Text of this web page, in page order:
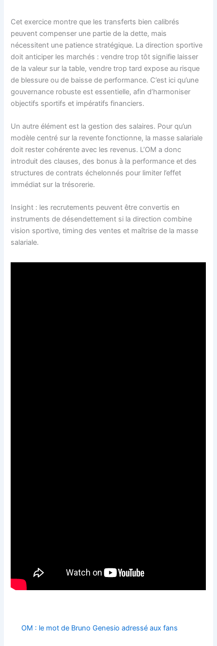
Cet exercice montre que les transferts bien calibrés
peuvent compenser une partie de la dette, mais
nécessitent une patience stratégique. La direction sportive
doit anticiper les marchés : vendre trop tôt signifie laisser
de la valeur sur la table, vendre trop tard expose au risque
de blessure ou de baisse de performance. C’est ici qu’une
gouvernance robuste est essentielle, afin d’harmoniser
objectifs sportifs et impératifs financiers.
Un autre élément est la gestion des salaires. Pour qu’un
modèle centré sur la revente fonctionne, la masse salariale
doit rester cohérente avec les revenus. L’OM a donc
introduit des clauses, des bonus à la performance et des
structures de contrats échelonnés pour limiter l’effet
immédiat sur la trésorerie.
Insight : les recrutements peuvent être convertis en
instruments de désendettement si la direction combine
vision sportive, timing des ventes et maîtrise de la masse
salariale.
OM : le mot de Bruno Genesio adressé aux fans